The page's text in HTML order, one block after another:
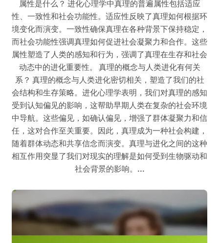
属性是什么？ 进化心理学中真理的普遍属性包括适应
性、一致性和社会功能性。适应性反映了真理如何根据环
境变化而演变。一致性确保真理在各种背景下保持稳定，
而社会功能性强调真理如何促进社会凝聚力和合作。这些
属性塑造了人类的感知和行为，强调了真理在生存和社会
动态中的进化重要性。 真理的概念与人类进化有何关
系？ 真理的概念与人类进化密切相关，塑造了我们的社
会结构和生存策略。进化心理学表明，我们对真理的感知
受到认知偏见的影响，这帮助早期人类在复杂的社会环境
中导航。这些偏见，如确认偏见，增强了群体凝聚力和信
任，这对合作至关重要。因此，真理成为一种社会构建，
随着群体动态和共享信念而演变。真理与进化之间的这种
相互作用突显了我们对现实的理解是如何受到生物驱动和
社会背景的影响。...